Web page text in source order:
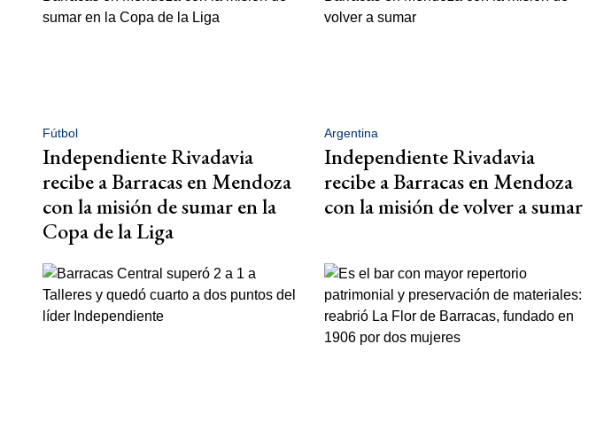
Fútbol
Independiente Rivadavia
recibe a Barracas en Mendoza
con la misión de sumar en la
Copa de la Liga
Argentina
Independiente Rivadavia
recibe a Barracas en Mendoza
con la misión de volver a sumar